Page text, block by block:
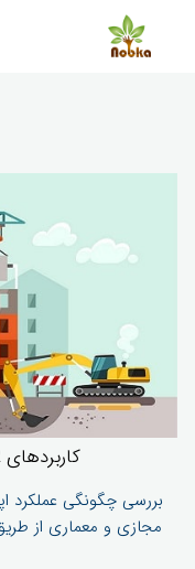
کاربردهای AR و VR در ساخت و ساز
بررسی چگونگی عملکرد
مجازی و معماری از